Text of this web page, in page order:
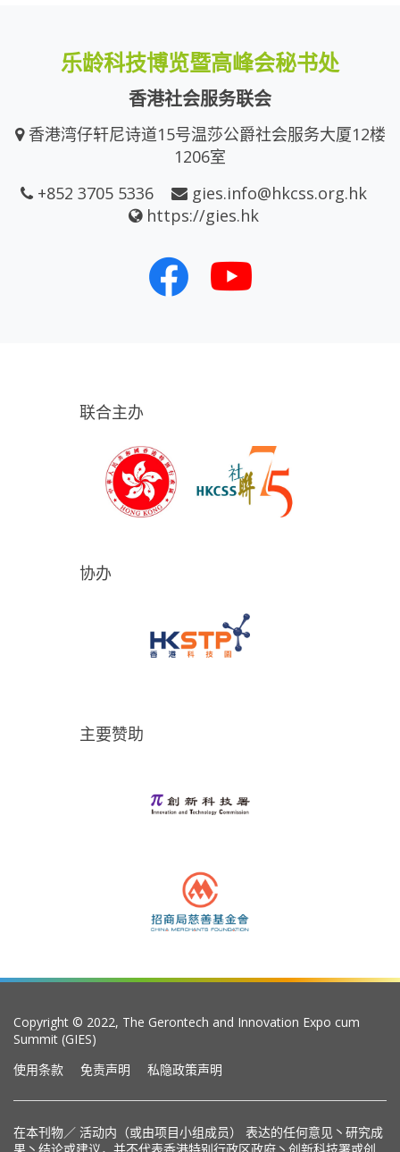
乐龄科技博览暨高峰会秘书处
香港社会服务联会
香港湾仔轩尼诗道15号温莎公爵社会服务大厦12楼
1206室
+852 3705 5336
gies.info@hkcss.org.hk
https://gies.hk
联合主办
协办
主要赞助
Copyright © 2022, The Gerontech and Innovation Expo cum
Summit (GIES)
使用条款
免责声明 私隐政策声明
在本刊物／ 活动内（或由项目小组成员） 表达的任何意见丶研究成